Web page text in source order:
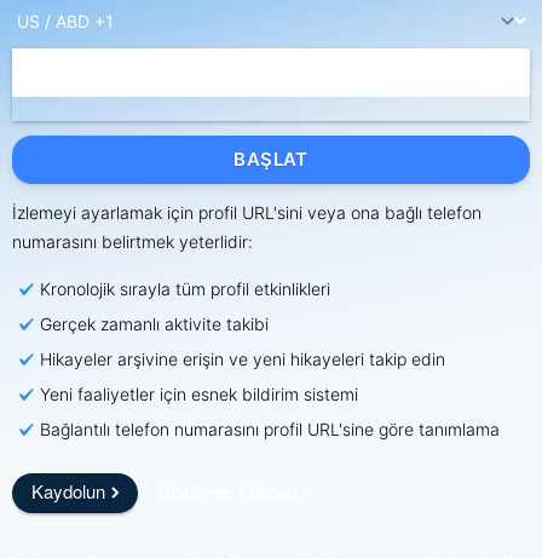
MESSENGER ÇAĞRILARINI TAKIP ETME
Fiyat
Ortaklık Programı
Hakkımızda
Özellikler
Yorumlar
BAŞLAT
İzlemeyi ayarlamak için profil URL'sini veya ona bağlı telefon
numarasını belirtmek yeterlidir:
Kronolojik sırayla tüm profil etkinlikleri
Gerçek zamanlı aktivite takibi
Hikayeler arşivine erişin ve yeni hikayeleri takip edin
Yeni faaliyetler için esnek bildirim sistemi
Bağlantılı telefon numarasını profil URL'sine göre tanımlama
Kaydolun